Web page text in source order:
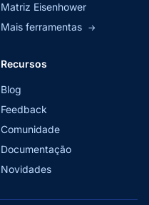
Matriz Eisenhower
Mais ferramentas →
Recursos
Blog
Feedback
Comunidade
Documentação
Novidades